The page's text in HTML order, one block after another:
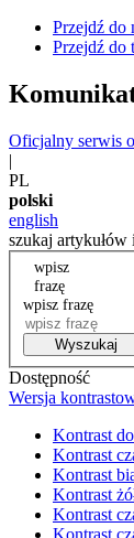
Przejdź do
Przejdź do
Oficjalny serwis
|
PL
polski
english
szukaj artykułów
wpisz
frazę
wpisz frazę
Wyszukaj
Dostępność
Wersja
Kontrast
Kontrast
Kontrast
Kontrast
Kontrast
Kontrast